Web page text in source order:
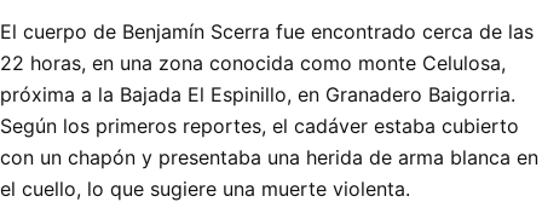
El cuerpo de Benjamín Scerra fue encontrado cerca de las
22 horas, en una zona conocida como monte Celulosa,
próxima a la Bajada El Espinillo, en Granadero Baigorria.
Según los primeros reportes, el cadáver estaba cubierto
con un chapón y presentaba una herida de arma blanca en
el cuello, lo que sugiere una muerte violenta.